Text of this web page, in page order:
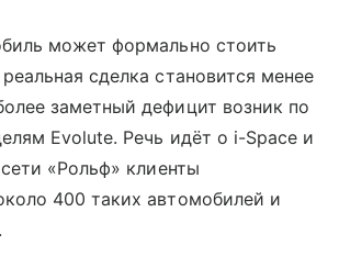
может формально стоить
сделка становится менее
заметный дефицит возник по
Evolute. Речь идёт о i-Space и
«Рольф» клиенты
400 таких автомобилей и